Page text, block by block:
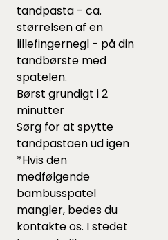
tandpasta - ca.
størrelsen af en
lillefingernegl - på din
tandbørste med
spatelen.
Børst grundigt i 2
minutter
Sørg for at spytte
tandpastaen ud igen
*Hvis den
medfølgende
bambusspatel
mangler, bedes du
kontakte os. I stedet